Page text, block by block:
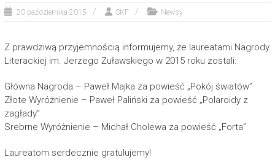
20 października 2015 SKF Newsy
Z prawdziwą przyjemnością informujemy, że laureatami Nagrody
Literackiej im. Jerzego Żuławskiego w 2015 roku zostali:
Główna Nagroda – Paweł Majka za powieść „Pokój światów”
Złote Wyróżnienie – Paweł Paliński za powieść „Polaroidy z
zagłady”
Srebrne Wyróżnienie – Michał Cholewa za powieść „Forta”
Laureatom serdecznie gratulujemy!